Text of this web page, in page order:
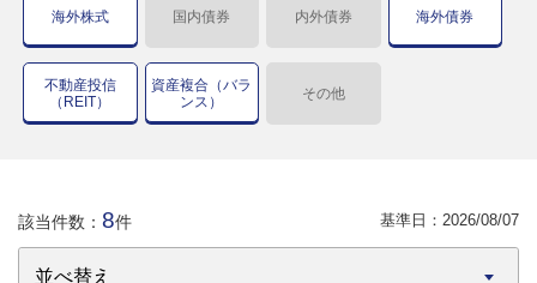
海外株式 国内債券 内外債券 海外債券
不動産投信
（REIT）
資産複合（バラ
ンス）
その他
該当件数： 8件 基準日： 2026/08/07